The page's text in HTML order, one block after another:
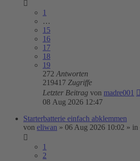
1
…
15
16
17
18
19
272 Antworten
219417 Zugriffe
Letzter Beitrag von madre001
08 Aug 2026 12:47
Starterbatterie einfach abklemmen
von eliwan » 06 Aug 2026 10:02 » in
1
2